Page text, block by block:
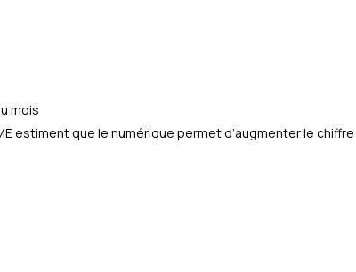
mois
estiment que le numérique permet d’augmenter le chiffre